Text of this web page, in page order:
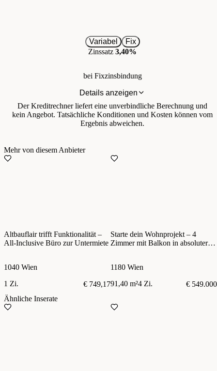
Variabel
Fix
Zinssatz 3,40%
bei Fixzinsbindung
Details anzeigen
Der Kreditrechner liefert eine unverbindliche Berechnung und
kein Angebot. Tatsächliche Konditionen und Kosten können vom
Ergebnis abweichen.
Mehr von diesem Anbieter
Altbauflair trifft Funktionalität –
All-Inclusive Büro zur Untermiete
1040 Wien
1 Zi.
€ 749,17
Starte dein Wohnprojekt – 4
Zimmer mit Balkon in absoluter
1180 Wien
91,40 m²4 Zi.
€ 549.000
Ähnliche Inserate